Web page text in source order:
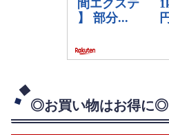
◎お買い物はお得に◎